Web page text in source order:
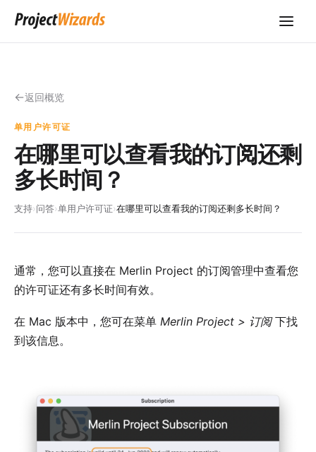
返回概览
单用户许可证
在哪里可以查看我的订阅还剩
多长时间？
支持›问答›单用户许可证›在哪里可以查看我的订阅还剩多长时间？
通常，您可以直接在 Merlin Project 的订阅管理中查看您
的许可证还有多长时间有效。
在 Mac 版本中，您可在菜单 Merlin Project > 订阅下找
到该信息。